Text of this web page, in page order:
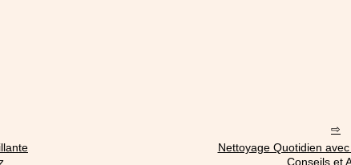
Nettoyage Quotidien
Conseils et